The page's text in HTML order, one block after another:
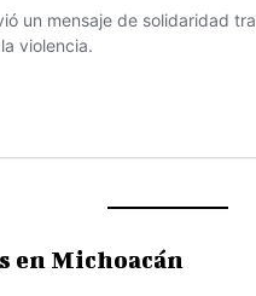
en Michoacán